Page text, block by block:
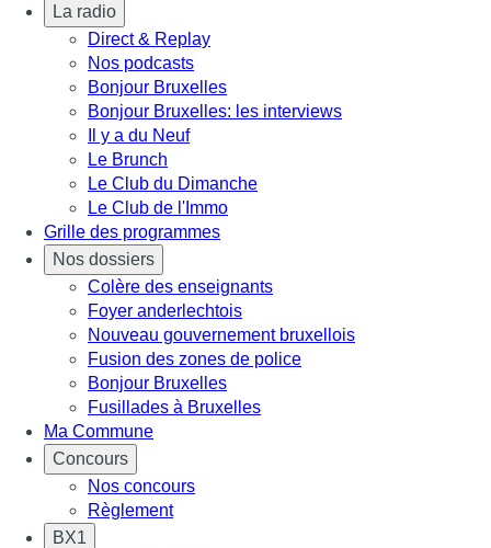
La radio
Direct & Replay
Nos podcasts
Bonjour Bruxelles
Bonjour Bruxelles: les interviews
Il y a du Neuf
Le Brunch
Le Club du Dimanche
Le Club de l'Immo
Grille des programmes
Nos dossiers
Colère des enseignants
Foyer anderlechtois
Nouveau gouvernement bruxellois
Fusion des zones de police
Bonjour Bruxelles
Fusillades à Bruxelles
Ma Commune
Concours
Nos concours
Règlement
BX1